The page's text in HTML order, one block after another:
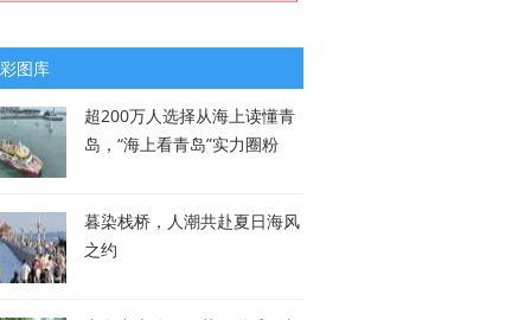
图库
超200万人选择从海上读懂青
岛，“海上看青岛”实力圈粉
暮染栈桥，人潮共赴夏日海风
之约